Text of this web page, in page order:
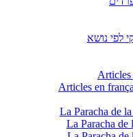
לפי נושא
Articles
La Paracha de
La Paracha de